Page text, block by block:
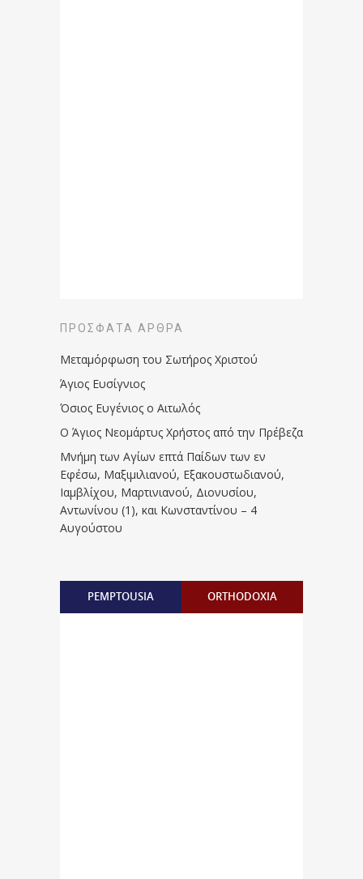
ΠΡΌΣΦΑΤΑ ΆΡΘΡΑ
Μεταμόρφωση του Σωτήρος Χριστού
Άγιος Ευσίγνιος
Όσιος Ευγένιος ο Αιτωλός
Ο Άγιος Νεομάρτυς Χρήστος από την Πρέβεζα
Μνήμη των Aγίων επτά Παίδων των εν
Eφέσω, Mαξιμιλιανού, Eξακουστωδιανού,
Iαμβλίχου, Mαρτινιανού, Διονυσίου,
Aντωνίνου (1), και Kωνσταντίνου – 4
Αυγούστου
PEMPTOUSIA ORTHODOXIA